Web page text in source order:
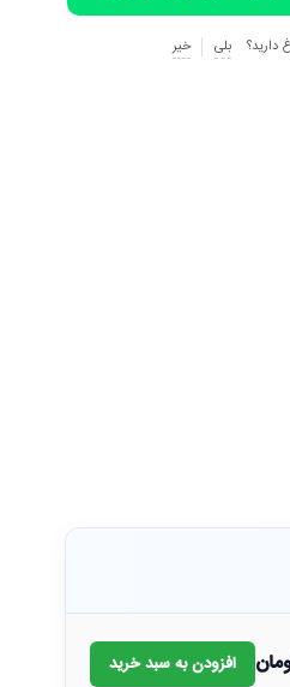
دارید؟ بلی خیر
افزودن به سبد خرید